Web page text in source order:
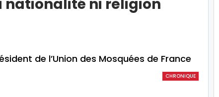
nationalité ni religion
de l’Union des Mosquées de France
CHRONIQUE